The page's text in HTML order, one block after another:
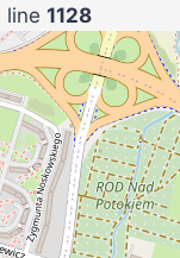
line 1128